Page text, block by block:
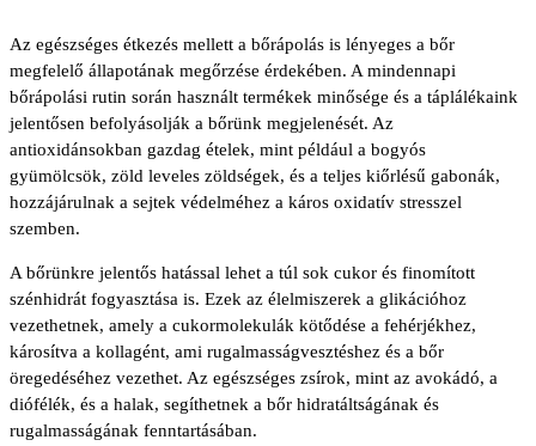
Az egészséges étkezés mellett a bőrápolás is lényeges a bőr
megfelelő állapotának megőrzése érdekében. A mindennapi
bőrápolási rutin során használt termékek minősége és a táplálékaink
jelentősen befolyásolják a bőrünk megjelenését. Az
antioxidánsokban gazdag ételek, mint például a bogyós
gyümölcsök, zöld leveles zöldségek, és a teljes kiőrlésű gabonák,
hozzájárulnak a sejtek védelméhez a káros oxidatív stresszel
szemben.
A bőrünkre jelentős hatással lehet a túl sok cukor és finomított
szénhidrát fogyasztása is. Ezek az élelmiszerek a glikációhoz
vezethetnek, amely a cukormolekulák kötődése a fehérjékhez,
károsítva a kollagént, ami rugalmasságvesztéshez és a bőr
öregedéséhez vezethet. Az egészséges zsírok, mint az avokádó, a
diófélék, és a halak, segíthetnek a bőr hidratáltságának és
rugalmasságának fenntartásában.